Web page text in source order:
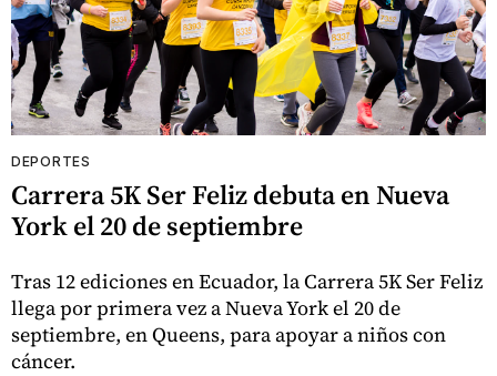
DEPORTES
Carrera 5K Ser Feliz debuta en Nueva
York el 20 de septiembre
Tras 12 ediciones en Ecuador, la Carrera 5K Ser Feliz
llega por primera vez a Nueva York el 20 de
septiembre, en Queens, para apoyar a niños con
cáncer.